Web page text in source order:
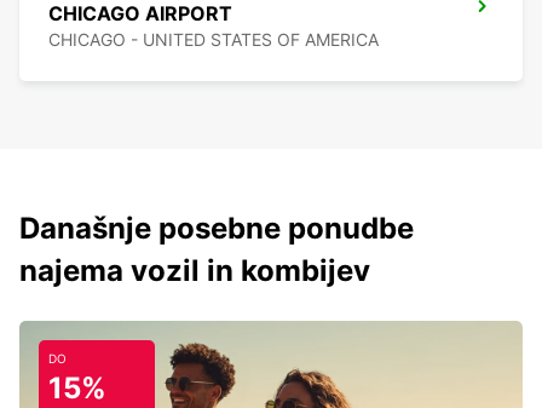
CHICAGO AIRPORT
CHICAGO - UNITED STATES OF AMERICA
Današnje posebne ponudbe
najema vozil in kombijev
DO
15%